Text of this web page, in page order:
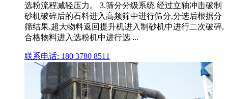
选粉流程减轻压力。 3.筛分分级系统 经过立轴冲击破制
砂机破碎后的石料进入高频筛中进行筛分,分选后根据分
筛结果,超大物料返回提升机进入制砂机中进行二次破碎,
合格物料进入选粉机中进行选 ...
联系电话: 180 3780 8511